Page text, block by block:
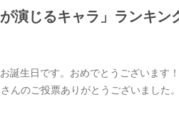
演じるキャラ」ランキ
誕生日です。おめでとうございます
んのご投票ありがとうございました